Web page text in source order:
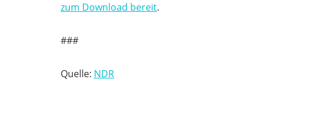
zum Download bereit.
###
Quelle: NDR